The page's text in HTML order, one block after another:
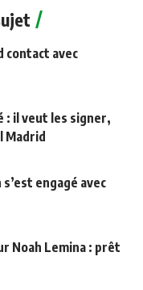
contact avec
: il veut les signer,
Madrid
engagé avec
Noah Lemina : prêt